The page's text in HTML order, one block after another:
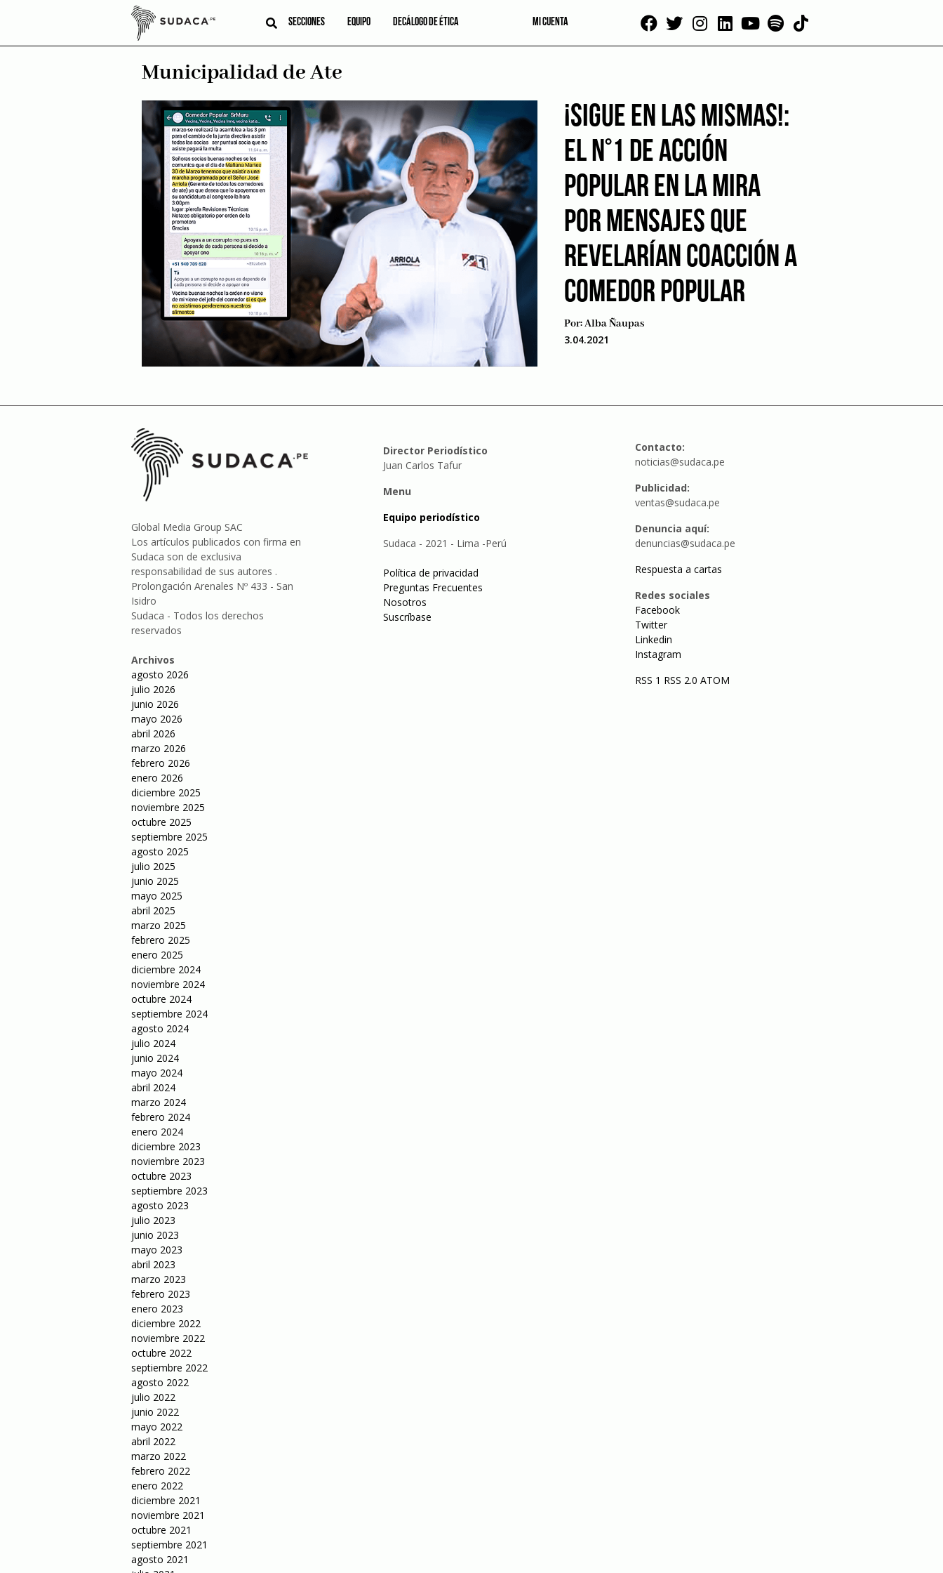
SECCIONES EQUIPO DECÁLOGO DE ÉTICA MI CUENTA
Municipalidad de Ate
¡SIGUE EN LAS MISMAS!:
EL N°1 DE ACCIÓN
POPULAR EN LA MIRA
POR MENSAJES QUE
REVELARÍAN COACCIÓN A
COMEDOR POPULAR
Por:Alba Ñaupas
3.04.2021
Global Media Group SAC
Los artículos publicados con firma en
Sudaca son de exclusiva
responsabilidad de sus autores .
Prolongación Arenales Nº 433 - San
Isidro
Sudaca - Todos los derechos
reservados
Archivos
agosto 2026
julio 2026
junio 2026
mayo 2026
abril 2026
marzo 2026
febrero 2026
enero 2026
diciembre 2025
noviembre 2025
octubre 2025
septiembre 2025
agosto 2025
julio 2025
junio 2025
mayo 2025
abril 2025
marzo 2025
febrero 2025
enero 2025
diciembre 2024
noviembre 2024
octubre 2024
septiembre 2024
agosto 2024
julio 2024
junio 2024
mayo 2024
abril 2024
marzo 2024
febrero 2024
enero 2024
diciembre 2023
noviembre 2023
octubre 2023
septiembre 2023
agosto 2023
julio 2023
junio 2023
mayo 2023
abril 2023
marzo 2023
febrero 2023
enero 2023
diciembre 2022
noviembre 2022
octubre 2022
septiembre 2022
agosto 2022
julio 2022
junio 2022
mayo 2022
abril 2022
marzo 2022
febrero 2022
enero 2022
diciembre 2021
noviembre 2021
octubre 2021
septiembre 2021
agosto 2021
Director Periodístico
Juan Carlos Tafur
Menu
Equipo periodístico
Sudaca - 2021 - Lima -Perú
Política de privacidad
Preguntas Frecuentes
Nosotros
Suscríbase
Contacto:
noticias@sudaca.pe
Publicidad:
ventas@sudaca.pe
Denuncia aquí:
denuncias@sudaca.pe
Respuesta a cartas
Redes sociales
Facebook
Twitter
Linkedin
Instagram
RSS 1 RSS 2.0 ATOM